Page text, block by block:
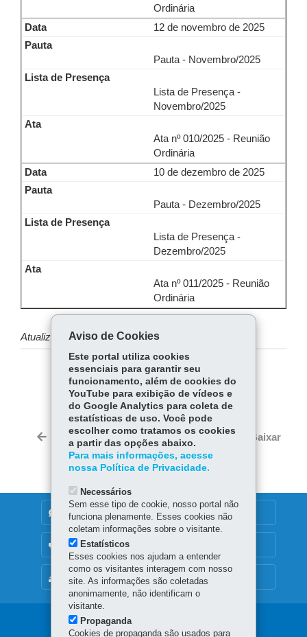
Ordinária
12 de novembro de 2025
Pauta - Novembro/2025
Lista de Presença -
Novembro/2025
Ata nº 010/2025 - Reunião
Ordinária
10 de dezembro de 2025
Pauta - Dezembro/2025
Lista de Presença -
Dezembro/2025
Ata nº 011/2025 - Reunião
Ordinária
Atualizado em 20 de fevereiro de 2025.
COMPARTILHE:
Fa
ce
bo
ok
Tw
itt
er
W
ha
ts
p
Voltar Início Imprimir Baixar
MAPA DO SITE
DENUNCIE CORRUPÇÃO
OUVIDORIA
Aviso de Cookies
Este portal utiliza cookies
essenciais para garantir seu
funcionamento, além de cookies do
YouTube para exibição de vídeos e
do Google Analytics para coleta de
estatísticas de uso. Você pode
escolher como tratamos os cookies
a partir das opções abaixo.
Para mais informações, acesse
nossa Política de Privacidade.
Necessários
Sem esse tipo de cookie, nosso portal não
funciona plenamente. Esses cookies não
coletam informações sobre o visitante.
Estatísticos
Esses cookies nos ajudam a entender
como os visitantes interagem com nosso
site. As informações são coletadas
anonimamente, não identificam o
visitante.
Propaganda
Cookies de propaganda são usados para